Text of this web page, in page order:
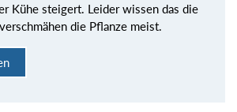
Kühe steigert. Leider wissen das die
die Pflanze meist.